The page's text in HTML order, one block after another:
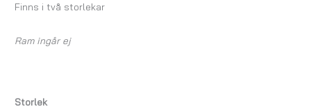
Finns i två storlekar
Ram ingår ej
Storlek